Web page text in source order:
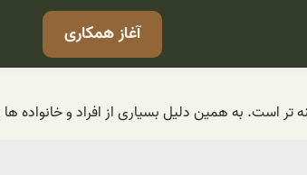
آغاز همکاری
تر است. به همین دلیل بسیاری از افراد و